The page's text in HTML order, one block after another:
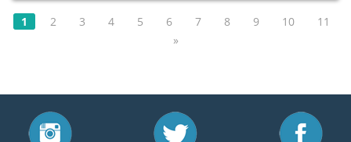
1 2 3 4 5 6 7 8 9 10
11
»